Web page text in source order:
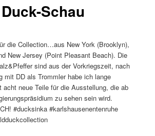
Schau
die Collection…aus New York (Brooklyn),
New Jersey (Point Pleasant Beach). Die
sind aus der Vorkriegszeit, nach
mit DD als Trommler habe ich lange
neue Teile für die Ausstellung, die ab
zu sehen sein wird.
#ducksinka #karlshausenentenruhe